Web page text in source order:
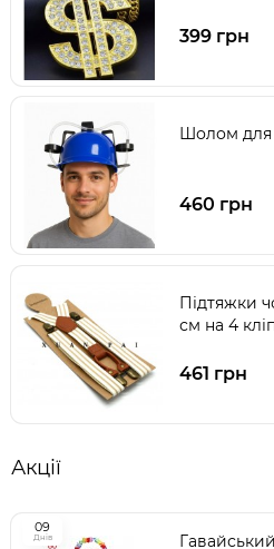
399 грн
Шолом для
460 грн
Підтяжки
см на 4
461 грн
Акції
09
Днів